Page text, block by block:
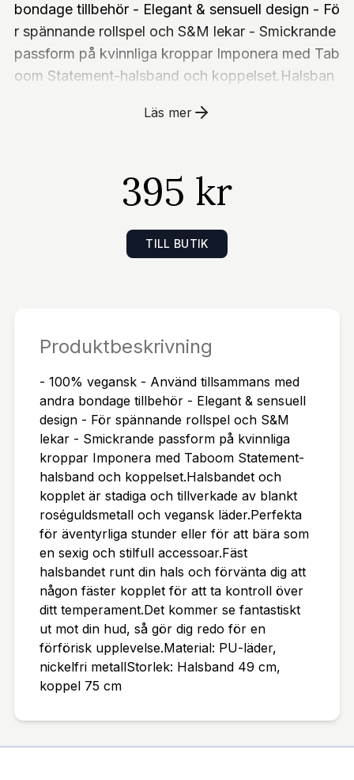
bondage tillbehör - Elegant & sensuell design - Fö
r spännande rollspel och S&M lekar - Smickrande
passform på kvinnliga kroppar Imponera med Tab
oom Statement-halsband och koppelset.Halsban
kt roséguldsmetall och vegansk läder.Perfekta för
s och förvänta dig att någon fäster kopplet för att
ta kontroll över ditt temperament.Det kommer se
fantastiskt ut mot din hud, så gör dig redo för en f
örförisk upplevelse.Material: PU-läder, nickelfri m
Läs mer
395 kr
TILL BUTIK
Produktbeskrivning
- 100% vegansk - Använd tillsammans med
andra bondage tillbehör - Elegant & sensuell
design - För spännande rollspel och S&M
lekar - Smickrande passform på kvinnliga
kroppar Imponera med Taboom Statement-
halsband och koppelset.Halsbandet och
kopplet är stadiga och tillverkade av blankt
roséguldsmetall och vegansk läder.Perfekta
för äventyrliga stunder eller för att bära som
en sexig och stilfull accessoar.Fäst
halsbandet runt din hals och förvänta dig att
någon fäster kopplet för att ta kontroll över
ditt temperament.Det kommer se fantastiskt
ut mot din hud, så gör dig redo för en
förförisk upplevelse.Material: PU-läder,
nickelfri metallStorlek: Halsband 49 cm,
koppel 75 cm